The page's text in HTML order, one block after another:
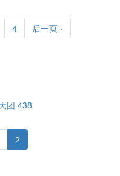
4 后一页 ›
团 438
2